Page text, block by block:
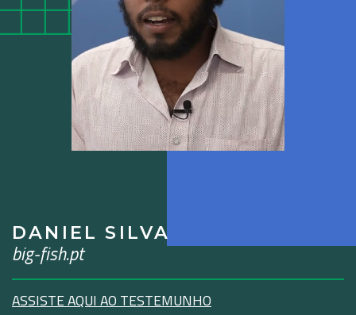
DANIEL SILVA
big-fish.pt
ASSISTE AQUI AO TESTEMUNHO